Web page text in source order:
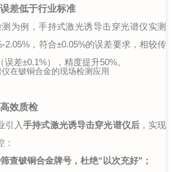
差低于行业标准
测为例，手持式激光诱导击穿光谱仪实测
2.05%，符合±0.05%的误差要求，相较传
差±0.1%），精度提升50%。
效质检
引入手持式激光诱导击穿光谱仪后 ，实现
查铍铜合金牌号，杜绝“以次充好"；